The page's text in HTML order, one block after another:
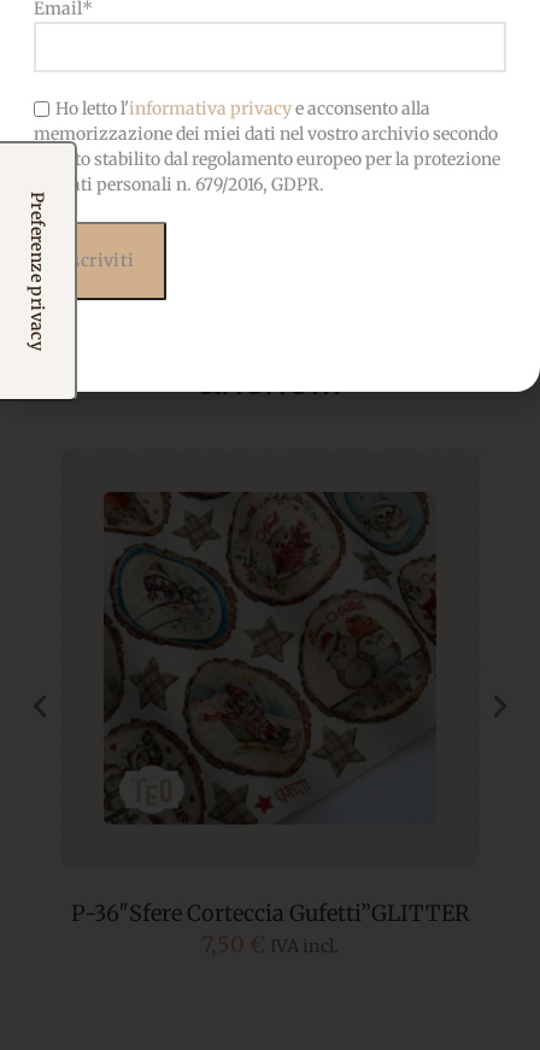
anche...
P-36″Sfere Corteccia Gufetti”GLITTER
7,50 € IVA incl.
Email*
Ho letto l'informativa privacye acconsento alla
memorizzazione dei miei dati nel vostro archivio secondo
quanto stabilito dal regolamento europeo per la protezione
dei dati personali n. 679/2016, GDPR.